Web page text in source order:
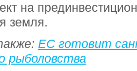
на
земля.
ЕС готовит
рыболовства